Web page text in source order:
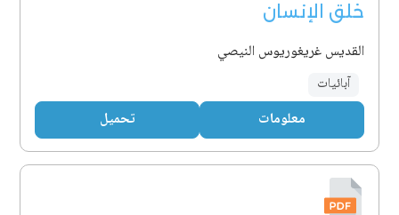
خلق الإنسان
القديس غريغوريوس النيصي
آبائيات
معلومات تحميل